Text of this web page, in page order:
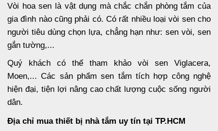
Vòi hoa sen là vật dụng mà chắc chắn phòng tắm của
gia đình nào cũng phải có. Có rất nhiều loại vòi sen cho
người tiêu dùng chọn lựa, chẳng hạn như: sen vòi, sen
gắn tường,...
Quý khách có thể tham khảo vòi sen Viglacera,
Moen,... Các sản phẩm sen tắm tích hợp công nghệ
hiện đại, tiện lợi nâng cao chất lượng cuộc sống người
dân.
Địa chỉ mua thiết bị nhà tắm uy tín tại TP.HCM